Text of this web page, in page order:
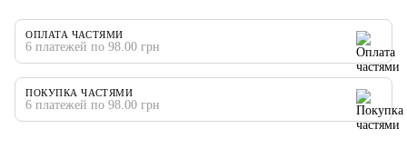
ОПЛАТА ЧАСТЯМИ
6 платежей по 98.00 грн
ПОКУПКА ЧАСТЯМИ
6 платежей по 98.00 грн